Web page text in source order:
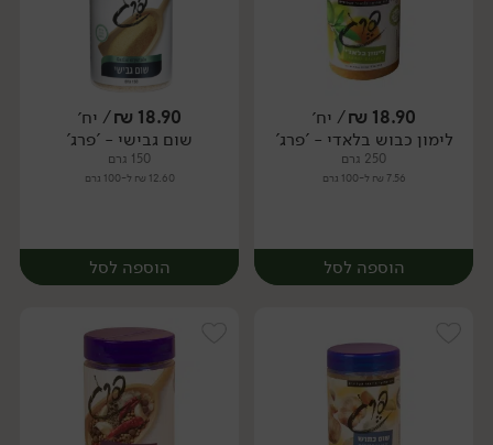
יח׳ יח׳
18.90
₪/ יח׳
לימון כבוש בלאדי - 'פרג'
250 גרם
7.56 ₪ ל-100 גרם
הוספה לסל
18.90
₪/ יח׳
שום גבישי - 'פרג'
150 גרם
12.60 ₪ ל-100 גרם
הוספה לסל